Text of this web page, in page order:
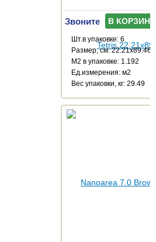
Звоните В КОРЗИНУ
Шт.в упаковке: 6
Размер, см: 22.21x89.46
М2 в упаковке: 1.192
Ед.измерения: м2
Веc упаковки, кг: 29.49